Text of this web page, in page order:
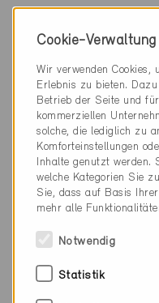
Schweizerische Agentur
Schaffhauserstrasse 34
8006 Zürich
044 362 92 31
info@energieeffizienz.ch
www.energieeffizienz.ch
Cookie-Verwaltung
Wir verwenden Cookies,
Erlebnis zu bieten.
Betrieb der Seite und
kommerziellen
solche, die lediglich zu
Komforteinstellungen
Inhalte genutzt werden.
welche Kategorien Sie
Sie, dass auf Basis
mehr alle
Notwendig
Statistik